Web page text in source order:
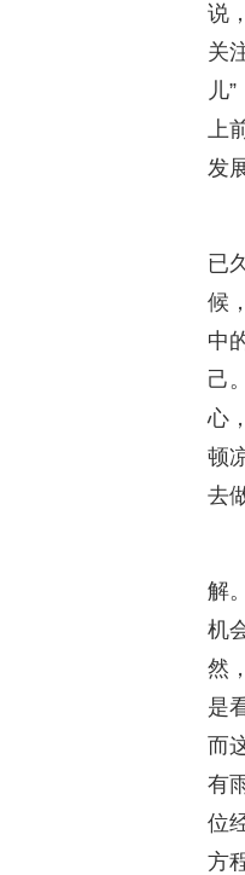
说
关
儿
上
发
已
候
中
己
心
顿
去
解
机
然
是
而
有
位
方